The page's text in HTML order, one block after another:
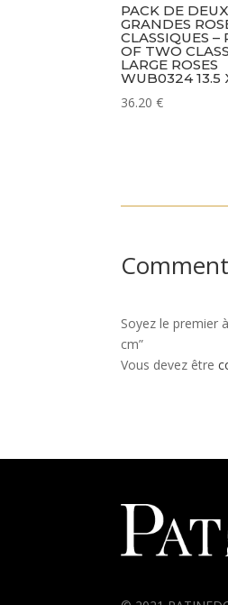
PACK DE DEUX
GRANDES
CLASSIQUES –
OF TWO
LARGE ROSES
WUB0324 13.5
36.20€
Soyez le premier
cm”
Vous devez être